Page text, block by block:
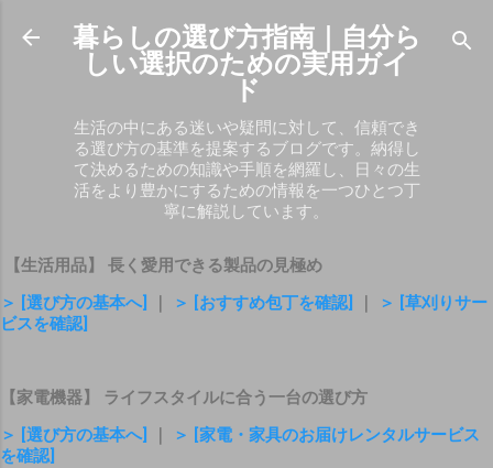
スキップしてメイン コンテンツに移動
暮らしの選び方指南｜自分ら
しい選択のための実用ガイ
ド
生活の中にある迷いや疑問に対して、信頼でき
る選び方の基準を提案するブログです。納得し
て決めるための知識や手順を網羅し、日々の生
活をより豊かにするための情報を一つひとつ丁
寧に解説しています。
【生活用品】 長く愛用できる製品の見極め
＞ [選び方の基本へ]
＞ [おすすめ包丁を確認]
＞ [草刈りサー
ビスを確認]
【家電機器】 ライフスタイルに合う一台の選び方
＞ [選び方の基本へ]
＞ [家電・家具のお届けレンタルサービス
を確認]